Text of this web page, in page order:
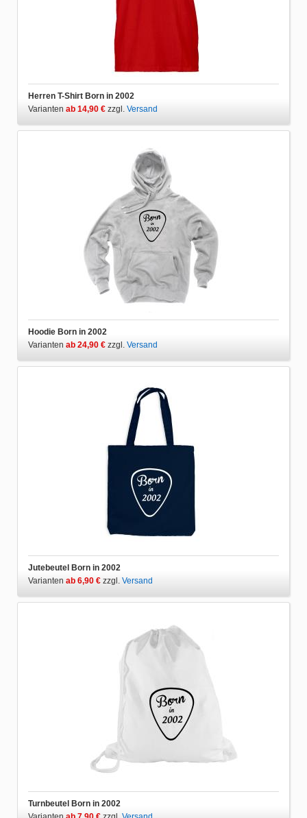
Herren T-Shirt Born in 2002
Varianten ab 14,90 € zzgl. Versand
Hoodie Born in 2002
Varianten ab 24,90 € zzgl. Versand
Jutebeutel Born in 2002
Varianten ab 6,90 € zzgl. Versand
Turnbeutel Born in 2002